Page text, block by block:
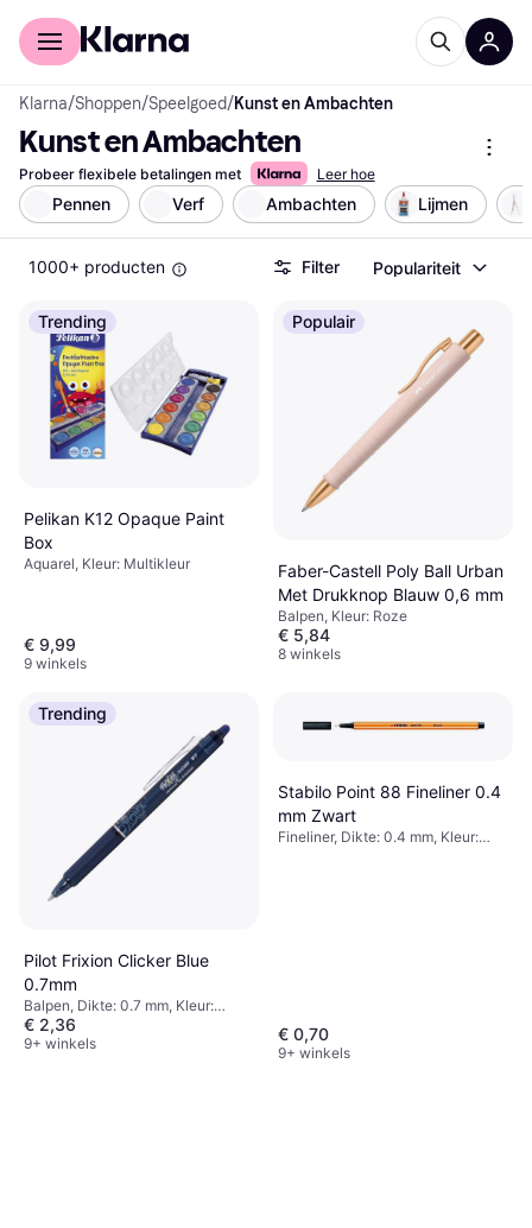
Voor shoppers
Klarna/Shoppen/Speelgoed/Kunst en Ambachten
Kunst en Ambachten
Probeer flexibele betalingen met Leer hoe
Pennen Verf Ambachten Lijmen
1000+ producten Filter Populariteit
Trending
Pelikan K12 Opaque Paint
Box
Aquarel, Kleur: Multikleur
€ 9,99
9 winkels
Populair
Faber-Castell Poly Ball Urban
Met Drukknop Blauw 0,6 mm
Balpen, Kleur: Roze
€ 5,84
8 winkels
Trending
Pilot Frixion Clicker Blue
0.7mm
Balpen, Dikte: 0.7 mm, Kleur:
Blauw
€ 2,36
9+ winkels
Stabilo Point 88 Fineliner 0.4
mm Zwart
Fineliner, Dikte: 0.4 mm, Kleur:
€ 0,70
9+ winkels